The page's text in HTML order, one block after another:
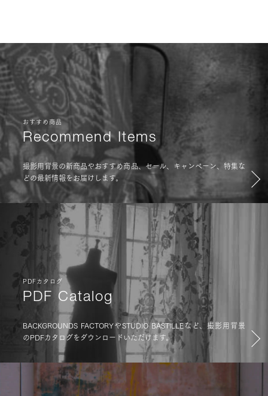
おすすめ商品
Recommend Items
撮影用背景の新商品やおすすめ商品、セール、キャンペーン、特集な
どの最新情報をお届けします。
PDFカタログ
PDF Catalog
BACKGROUNDS FACTORYやSTUDIO BASTILLEなど、撮影用背景
のPDFカタログをダウンロードいただけます。